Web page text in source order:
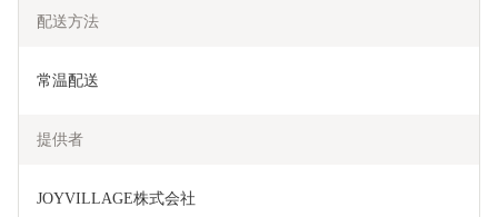
配送方法
常温配送
提供者
JOYVILLAGE株式会社